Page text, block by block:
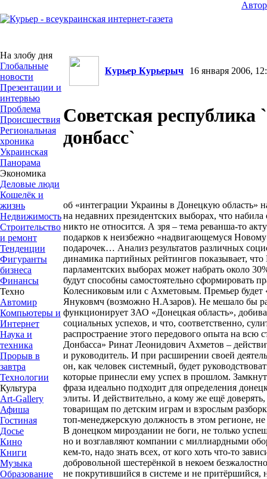
На злобу дня
Глобальные
новости
Презентации и
интервью
Проблема
Происшествия
Региональная
хроника
Украинская
Панорама
Экономика
Деловые люди
Кошелёк и
жизнь
Недвижимость
Строительство
и ремонт
Тенденции
Фигуранты
бизнеса
Финансы
Техно
Автомир
Компьютеры и
Интернет
Наука и
техника
Прорыв в
завтра
Технологии
Культура
Art-Gallery
Афиша
Гостиная
Досье
Кино
Книги
Музыка
Образование
Курьер Курьерыч 16 января 2006,
Советская республика
донбасс`
об «интеграции Украины в Донецкую область»
на недавних президентских выборах, что
никто не относится. А зря – тема реванша-то
подарков к неизбежно «надвигающемуся
подарочек… Анализ результатов различных
динамика партийных рейтингов показывает,
парламентских выборах может набрать около
будут способны самостоятельно сформировать
Колесниковым или с Ахметовым. Премьер будет
Януковмч (возможно Н.Азаров). Не мешало бы
функционирует ЗАО «Донецкая область»,
социальных успехов, и что, соответственно,
распростраение этого передового опыта на всю
Донбасса» Ринат Леонидович Ахметов –
и руководитель. И при расширении своей
он, как человек системный, будет
которые принесли ему успех в прошлом.
фраза идеально подходит для определения
элиты. И действительно, а кому же ещё
товарищам по детским играм и взрослым
топ-менеджерскую должность в этом регионе, не
В донецком мироздании не боги, не только
но и возглавляют компании с миллиардными
кем-то, надо знать всех, от кого хоть что-то
добровольной шестерёнкой в некоем
не покрутившийся в системе и не притёршийся,